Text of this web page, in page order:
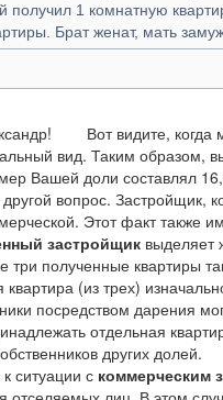
получил 1 комнатную
Брат женат, мать
Вот видите, когда
вид. Таким образом,
Вашей доли составлял
вопрос. Застройщик,
Этот факт также
застройщиквыделяет
три полученные квартиры
квартира (из трех)
посредством дарения
отдельная
других долей.
с коммерческим